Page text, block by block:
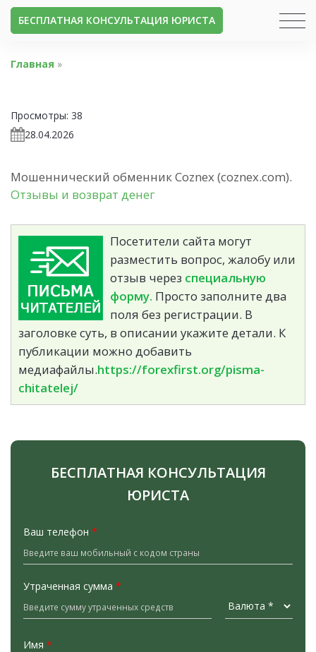
БЕСПЛАТНАЯ КОНСУЛЬТАЦИЯ ЮРИСТА
Главная »
Просмотры: 38
28.04.2026
Мошеннический обменник Сoznex (coznex.com).
Отзывы и возврат денег
Посетители сайта могут
разместить вопрос, жалобу или
отзыв через специальную
форму. Просто заполните два
поля без регистрации. В
заголовке суть, в описании укажите детали. К
публикации можно добавить
медиафайлы.https://forexfirst.org/pisma-
chitatelej/
БЕСПЛАТНАЯ КОНСУЛЬТАЦИЯ
ЮРИСТА
Ваш телефон *
Утраченная сумма *
Имя *